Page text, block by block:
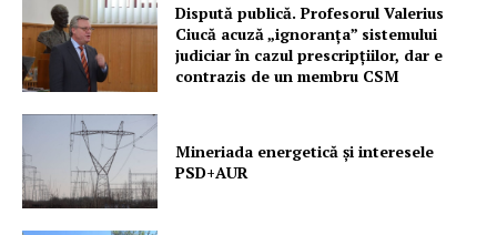
Un proiect
FREEDOM HOUSE ROMÂNIA
PRESShub
Dispută publică. Profesorul Valerius
Ciucă acuză „ignoranța” sistemului
judiciar în cazul prescripțiilor, dar e
contrazis de un membru CSM
Mineriada energetică și interesele
PSD+AUR